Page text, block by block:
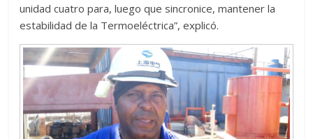
unidad cuatro para, luego que sincronice, mantener la
estabilidad de la Termoeléctrica”, explicó.